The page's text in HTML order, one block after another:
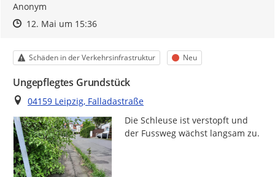
Anonym
Zeitpunkt des Erstellens
Zeitpunkt des Erstellens
12. Mai um 15:36Zur Äußerung
Kategorie
Schäden in der Verkehrsinfrastruktur Status
Neu
Ungepflegtes Grundstück
Ort
04159 Leipzig, Falladastraße
Die Schleuse ist verstopft und
der Fussweg wächst langsam zu.